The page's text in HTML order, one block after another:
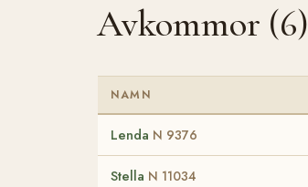
Avkommor (6)
NAMN
Lenda N 9376
Stella N 11034